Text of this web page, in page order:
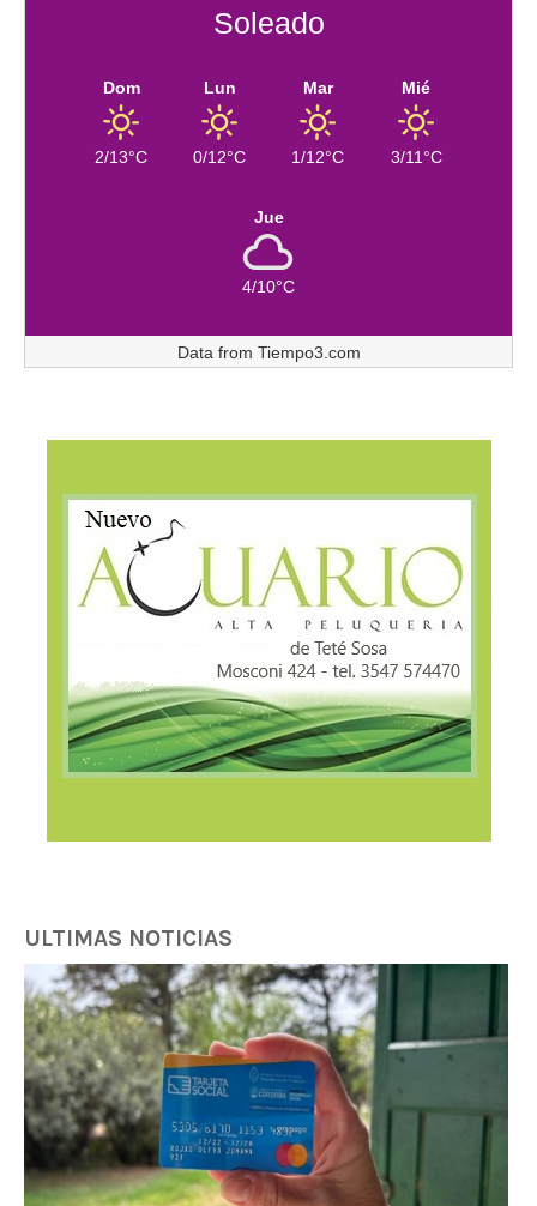
Soleado
Dom
2/13°C
Lun
0/12°C
Mar
1/12°C
Mié
3/11°C
Jue
4/10°C
Data from Tiempo3.com
ULTIMAS NOTICIAS